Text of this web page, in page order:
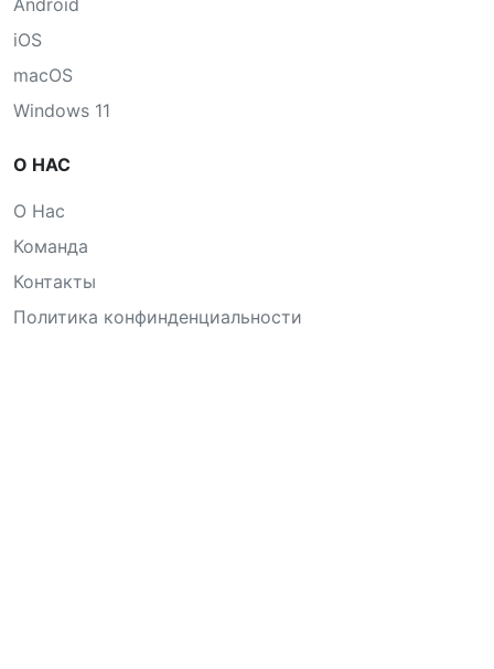
Android
iOS
macOS
Windows 11
О НАС
О Нас
Команда
Контакты
Политика конфинденциальности